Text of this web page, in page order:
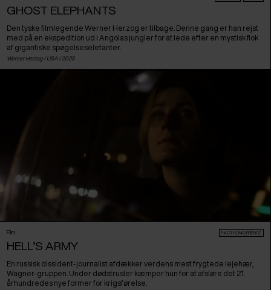
GHOST ELEPHANTS
Den tyske filmlegende Werner Herzog er tilbage. Denne gang er han rejst
med på en ekspedition ud i Angolas jungler for at lede efter en mystisk flok
af gigantiske spøgelseselefanter.
Werner Herzog / USA / 2025
Film F:ACT KONKURRENCE
HELL’S ARMY
En russisk dissident-journalist afdækker verdens mest frygtede lejehær,
Wagner-gruppen. Under dødstrusler kæmper hun for at afsløre det 21.
århundredes nye former for krigsførelse.